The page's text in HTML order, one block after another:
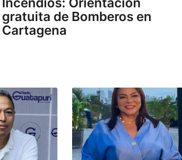
gratuita de Bomberos en
Cartagena